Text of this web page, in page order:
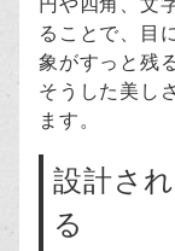
ることで、目
象がすっと残る
そうした美し
ます。
設計さ
る